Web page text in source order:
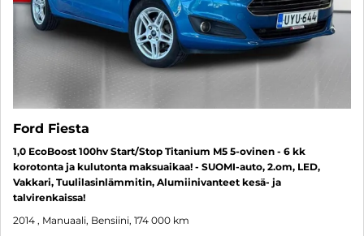
Ford Fiesta
1,0 EcoBoost 100hv Start/Stop Titanium M5 5-ovinen - 6 kk
korotonta ja kulutonta maksuaikaa! - SUOMI-auto, 2.om, LED,
Vakkari, Tuulilasinlämmitin, Alumiinivanteet kesä- ja
talvirenkaissa!
2014 , Manuaali, Bensiini, 174 000 km